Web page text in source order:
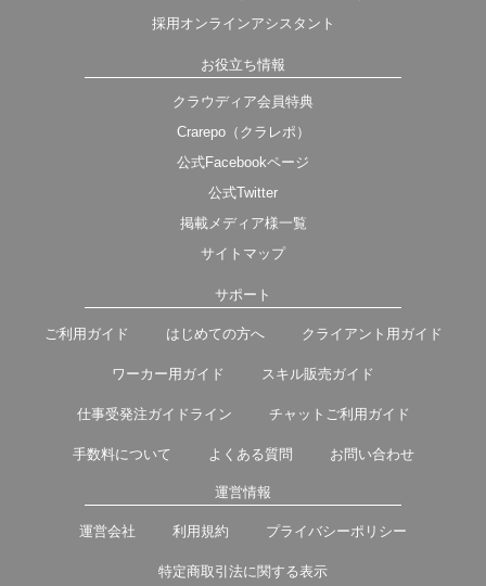
採用オンラインアシスタント
お役立ち情報
クラウディア会員特典
Crarepo（クラレポ）
公式Facebookページ
公式Twitter
掲載メディア様一覧
サイトマップ
サポート
ご利用ガイド はじめての方へ クライアント用ガイド
ワーカー用ガイド スキル販売ガイド
仕事受発注ガイドライン チャットご利用ガイド
手数料について よくある質問 お問い合わせ
運営情報
運営会社 利用規約 プライバシーポリシー
特定商取引法に関する表示